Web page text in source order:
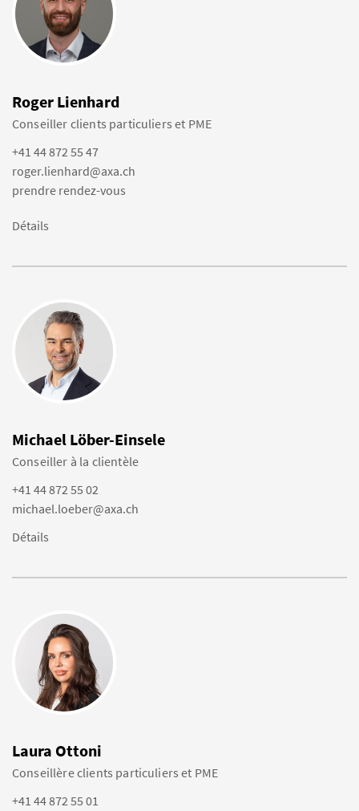
Roger Lienhard
Conseiller clients particuliers et PME
+41 44 872 55 47
roger.lienhard@axa.ch
prendre rendez-vous
Détails
Michael Löber-Einsele
Conseiller à la clientèle
+41 44 872 55 02
michael.loeber@axa.ch
Détails
Laura Ottoni
Conseillère clients particuliers et PME
+41 44 872 55 01